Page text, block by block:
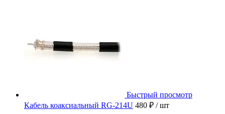
Быстрый просмотр
Кабель коаксиальный RG-214U 480 ₽ / шт